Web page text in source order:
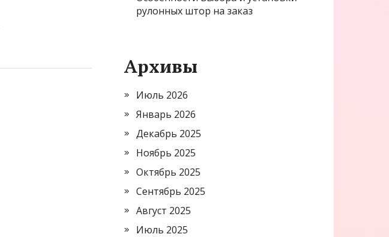
рулонных штор на заказ
Архивы
Июль 2026
Январь 2026
Декабрь 2025
Ноябрь 2025
Октябрь 2025
Сентябрь 2025
Август 2025
Июль 2025